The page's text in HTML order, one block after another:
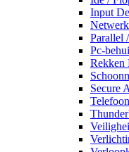
Input
Parallel
Pc-
Rekken
Secure